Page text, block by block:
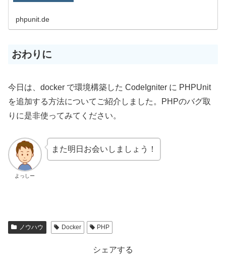
phpunit.de
おわりに
今日は、docker で環境構築した CodeIgniter に PHPUnit
を追加する方法についてご紹介しました。PHPのバグ取
りに是非使ってみてください。
よっしー
また明日お会いしましょう！
ノウハウ Docker PHP
シェアする